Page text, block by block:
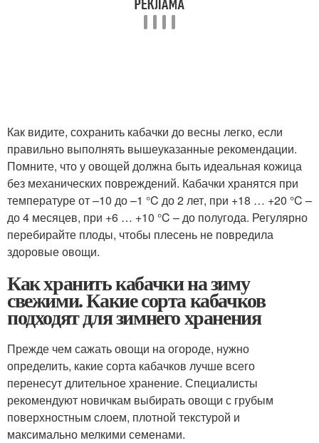
Как видите, сохранить кабачки до весны легко, если
правильно выполнять вышеуказанные рекомендации.
Помните, что у овощей должна быть идеальная кожица
без механических повреждений. Кабачки хранятся при
температуре от –10 до –1 °C до 2 лет, при +18 … +20 °C –
до 4 месяцев, при +6 … +10 °C – до полугода. Регулярно
перебирайте плоды, чтобы плесень не повредила
здоровые овощи.
Как хранить кабачки на зиму
свежими. Какие сорта кабачков
подходят для зимнего хранения
Прежде чем сажать овощи на огороде, нужно
определить, какие сорта кабачков лучше всего
перенесут длительное хранение. Специалисты
рекомендуют новичкам выбирать овощи с грубым
поверхностным слоем, плотной текстурой и
максимально мелкими семенами.